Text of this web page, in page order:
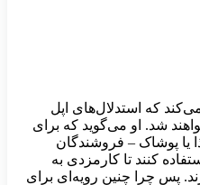
که استدلال‌های اپل
شد. او می‌گوید که برای
یا پوشاک – فروشندگان
کنند تا کارمزدی به
پس چرا چنین رویه‌ای برای